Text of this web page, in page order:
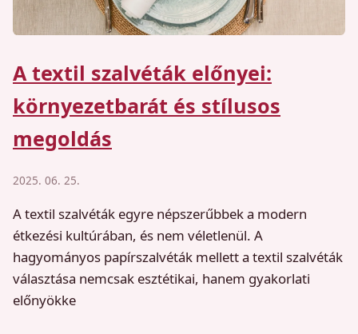
A textil szalvéták előnyei:
környezetbarát és stílusos
megoldás
2025. 06. 25.
A textil szalvéták egyre népszerűbbek a modern
étkezési kultúrában, és nem véletlenül. A
hagyományos papírszalvéták mellett a textil szalvéták
választása nemcsak esztétikai, hanem gyakorlati
előnyökke